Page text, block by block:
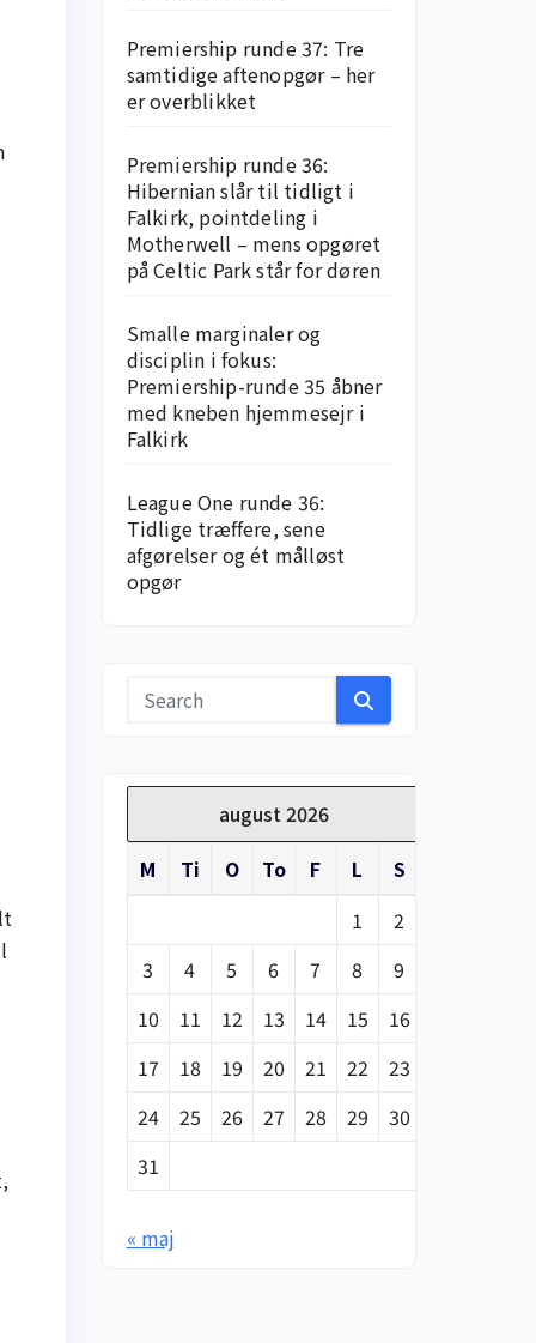
Premiership runde 37: Tre
samtidige aftenopgør – her
er overblikket
Premiership runde 36:
Hibernian slår til tidligt i
Falkirk, pointdeling i
Motherwell – mens opgøret
på Celtic Park står for døren
Smalle marginaler og
disciplin i fokus:
Premiership-runde 35 åbner
med kneben hjemme­sejr i
Falkirk
League One runde 36:
Tidlige træffere, sene
afgørelser og ét målløst
opgør
august 2026
M
Ti O To F L
S
1
2
3
4 5 6 7 8
9
10
11 12 13 14 15
16
17
18 19 20 21 22
23
24
25 26 27 28 29
30
31
« maj